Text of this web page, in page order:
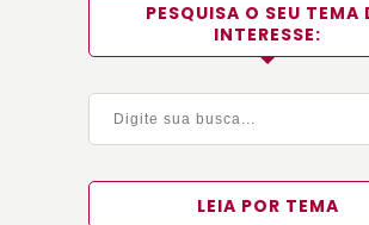
PESQUISA O SEU TEMA
INTERESSE:
LEIA POR TEMA